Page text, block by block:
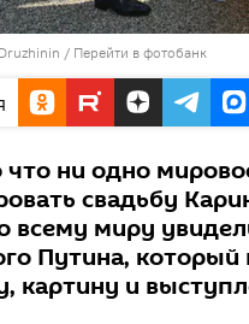
/ Перейти в фотобанк
что ни одно
свадьбу
всему миру
Путина,
картину и